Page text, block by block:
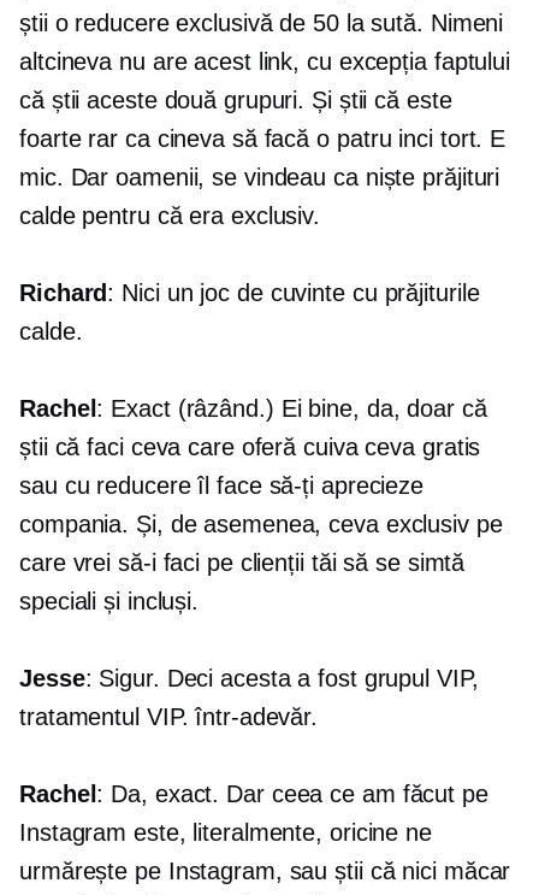
știi o reducere exclusivă de 50 la sută. Nimeni
altcineva nu are acest link, cu excepția faptului
că știi aceste două grupuri. Și știi că este
foarte rar ca cineva să facă o patru incitort. E
mic. Dar oamenii, se vindeau ca niște prăjituri
calde pentru că era exclusiv.
Richard: Nici un joc de cuvinte cu prăjiturile
calde.
Rachel : Exact (râzând.) Ei bine, da, doar că
știi că faci ceva care oferă cuiva ceva gratis
sau cu reducere îl face să-ți aprecieze
compania. Și, de asemenea, ceva exclusiv pe
care vrei să-i faci pe clienții tăi să se simtă
speciali și incluși.
Jesse: Sigur. Deci acesta a fost grupul VIP,
tratamentul VIP. într-adevăr.
Rachel : Da, exact. Dar ceea ce am făcut pe
Instagram este, literalmente, oricine ne
urmărește pe Instagram, sau știi că nici măcar